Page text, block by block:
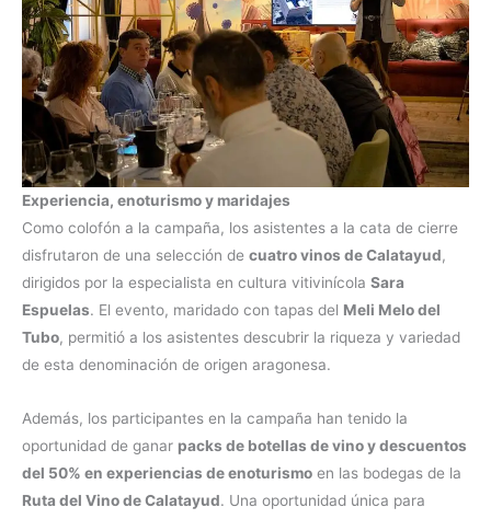
Experiencia, enoturismo y maridajes
Como colofón a la campaña, los asistentes a la cata de cierre
disfrutaron de una selección de cuatro vinos de Calatayud,
dirigidos por la especialista en cultura vitivinícola Sara
Espuelas. El evento, maridado con tapas del Meli Melo del
Tubo, permitió a los asistentes descubrir la riqueza y variedad
de esta denominación de origen aragonesa.
Además, los participantes en la campaña han tenido la
oportunidad de ganar packs de botellas de vino y descuentos
del 50% en experiencias de enoturismo en las bodegas de la
Ruta del Vino de Calatayud. Una oportunidad única para